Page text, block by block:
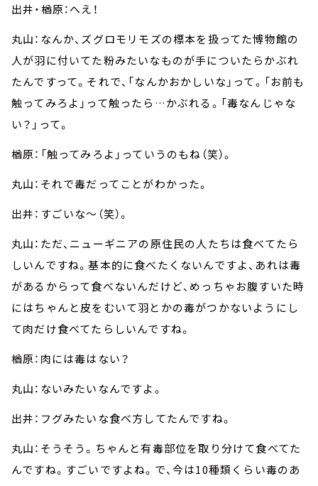
出井・楢原：へえ！
丸山：なんか、ズグロモリモズの標本を扱ってた博物館の
人が羽に付いてた粉みたいなものが手についたらかぶれ
たんですって。それで、「なんかおかしいな」って。「お前も
触ってみろよ」って触ったら…かぶれる。「毒なんじゃな
い？」って。
楢原：「触ってみろよ」っていうのもね（笑）。
丸山：それで毒だってことがわかった。
出井：すごいな～（笑）。
丸山：ただ、ニューギニアの原住民の人たちは食べてたら
しいんですね。基本的に食べたくないんですよ、あれは毒
があるからって食べないんだけど、めっちゃお腹すいた時
にはちゃんと皮をむいて羽とかの毒がつかないようにし
て肉だけ食べてたらしいんですね。
楢原：肉には毒はない？
丸山：ないみたいなんですよ。
出井：フグみたいな食べ方してたんですね。
丸山：そうそう。ちゃんと有毒部位を取り分けて食べてた
んですね。すごいですよね。で、今は10種類くらい毒のあ